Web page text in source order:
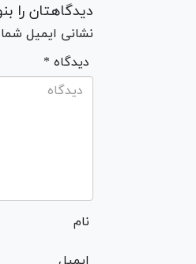
دیدگاهتان را
نشانی ایمیل
* دیدگاه
نام
ایمیل